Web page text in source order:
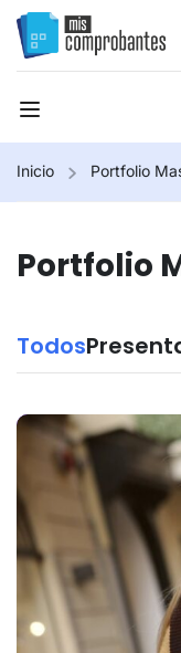
Inicio Portfolio
Portfolio
Todos